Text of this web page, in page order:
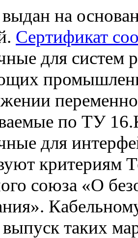
на
Сертификат
для систем
по ТУ
для
критериям
союза «О
таких